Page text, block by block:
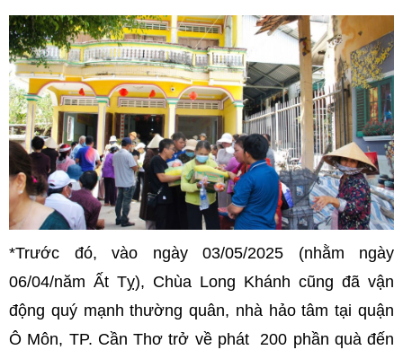
*Trước đó, vào ngày 03/05/2025 (nhằm ngày
06/04/năm Ất Tỵ), Chùa Long Khánh cũng đã vận
động quý mạnh thường quân, nhà hảo tâm tại quận
Ô Môn, TP. Cần Thơ trở về phát 200 phần quà đến